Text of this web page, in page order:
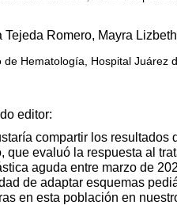
Tejeda Romero, Mayra
de Hematología, Hospital Juárez
editor:
compartir los
que evaluó la respuesta al
aguda entre marzo de
de adaptar esquemas
en esta población en